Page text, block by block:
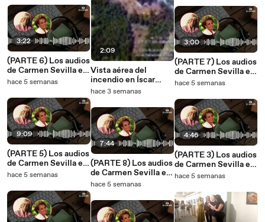
campeones del
mundo en la plaza
Cibeles de Madrid
3:22
(PARTE 6) Los audios
de Carmen Sevilla en
conversación con la
Sánchez en su
estudio de radio.
hace 5 semanas
9:09
(PARTE 5) Los audios
de Carmen Sevilla en
conversación con la
Sánchez en su
estudio de radio.
hace 5 semanas
2:09
Vista aérea del
incendio en Íscar
(Valladolid)
hace 3 semanas
7:44
(PARTE 8) Los audios
de Carmen Sevilla en
conversación con la
Sánchez en su
estudio de radio.
hace 5 semanas
3:00
(PARTE 7) Los audios
de Carmen Sevilla en
conversación con la
Sánchez en su
estudio de radio.
hace 5 semanas
4:46
(PARTE 3) Los audios
de Carmen Sevilla en
conversación con la
Sánchez en su
estudio de radio.
hace 5 semanas